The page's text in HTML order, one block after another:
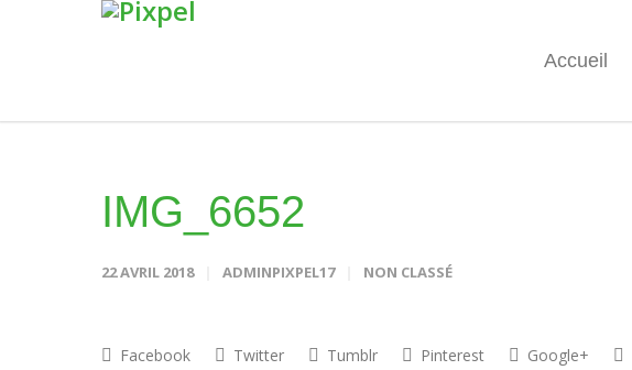
Accueil
IMG_6652
22 AVRIL 2018 ADMINPIXPEL17 NON CLASSÉ
Facebook Twitter Tumblr Pinterest Google+